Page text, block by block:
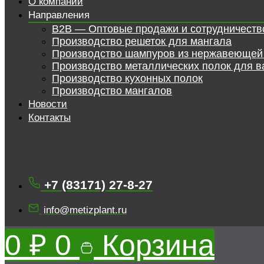
Направления
B2B — Оптовые продажи и
Производство решеток для мангала
Производство шампуров из нержавеющей
Производство металлических полок для
Производство кухонных полок
Производство мангалов
Новости
Контакты
+7 (83171) 27-8-27
info@metizplant.ru
0 ₽ 0 Корзина